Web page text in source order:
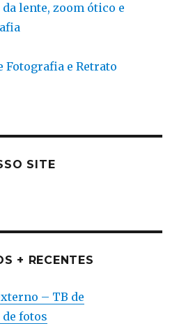
lente, zoom ótico e
Fotografia e Retrato
SITE
+ RECENTES
– TB de
fotos